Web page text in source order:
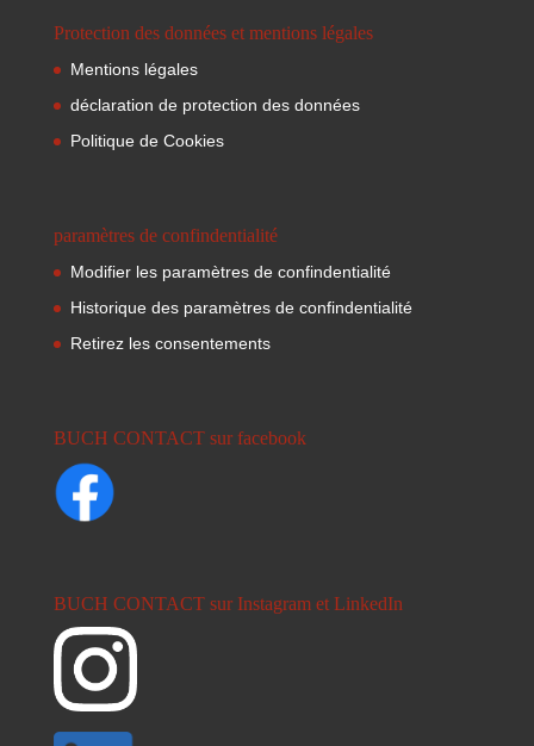
Protection des données et mentions légales
Mentions légales
déclaration de protection des données
Politique de Cookies
paramètres de confindentialité
Modifier les paramètres de confindentialité
Historique des paramètres de confindentialité
Retirez les consentements
BUCH CONTACT sur facebook
BUCH CONTACT sur Instagram et LinkedIn